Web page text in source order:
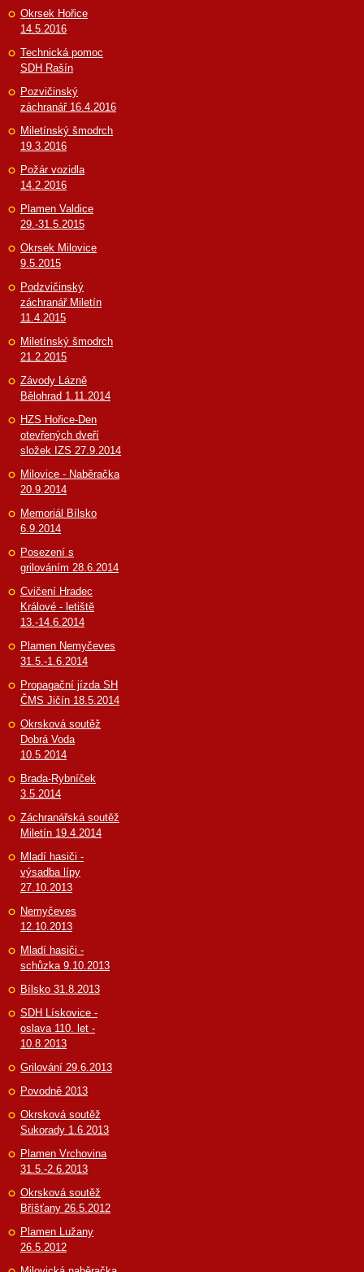
Okrsek Hořice
14.5.2016
Technická pomoc
SDH Rašín
Pozvičinský
záchranář 16.4.2016
Miletínský šmodrch
19.3.2016
Požár vozidla
14.2.2016
Plamen Valdice
29.-31.5.2015
Okrsek Milovice
9.5.2015
Podzvičinský
záchranář Miletín
11.4.2015
Miletínský šmodrch
21.2.2015
Závody Lázně
Bělohrad 1.11.2014
HZS Hořice-Den
otevřených dveří
složek IZS 27.9.2014
Milovice - Naběračka
20.9.2014
Memoriál Bílsko
6.9.2014
Posezení s
grilováním 28.6.2014
Cvičení Hradec
Králové - letiště
13.-14.6.2014
Plamen Nemyčeves
31.5.-1.6.2014
Propagační jízda SH
ČMS Jičín 18.5.2014
Okrsková soutěž
Dobrá Voda
10.5.2014
Brada-Rybníček
3.5.2014
Záchranářská soutěž
Miletín 19.4.2014
Mladí hasiči -
výsadba lípy
27.10.2013
Nemyčeves
12.10.2013
Mladí hasiči -
schůzka 9.10.2013
Bílsko 31.8.2013
SDH Lískovice -
oslava 110. let -
10.8.2013
Grilování 29.6.2013
Povodně 2013
Okrsková soutěž
Sukorady 1.6.2013
Plamen Vrchovina
31.5.-2.6.2013
Okrsková soutěž
Bříšťany 26.5.2012
Plamen Lužany
26.5.2012